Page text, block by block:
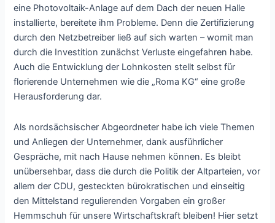
eine Photovoltaik-Anlage auf dem Dach der neuen Halle
installierte, bereitete ihm Probleme. Denn die Zertifizierung
durch den Netzbetreiber ließ auf sich warten – womit man
durch die Investition zunächst Verluste eingefahren habe.
Auch die Entwicklung der Lohnkosten stellt selbst für
florierende Unternehmen wie die „Roma KG“ eine große
Herausforderung dar.
Als nordsächsischer Abgeordneter habe ich viele Themen
und Anliegen der Unternehmer, dank ausführlicher
Gespräche, mit nach Hause nehmen können. Es bleibt
unübersehbar, dass die durch die Politik der Altparteien, vor
allem der CDU, gesteckten bürokratischen und einseitig
den Mittelstand regulierenden Vorgaben ein großer
Hemmschuh für unsere Wirtschaftskraft bleiben! Hier setzt